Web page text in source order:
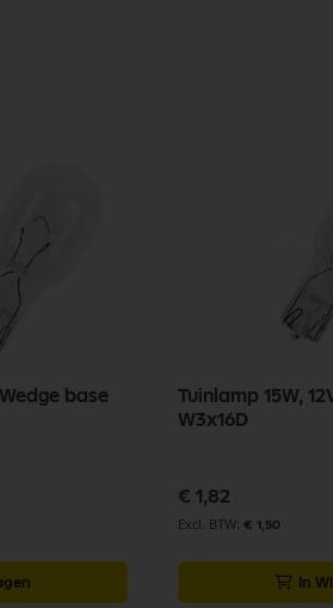
base
Tuinlamp 15W,
W3x16D
€ 1,82
€ 1,50
In